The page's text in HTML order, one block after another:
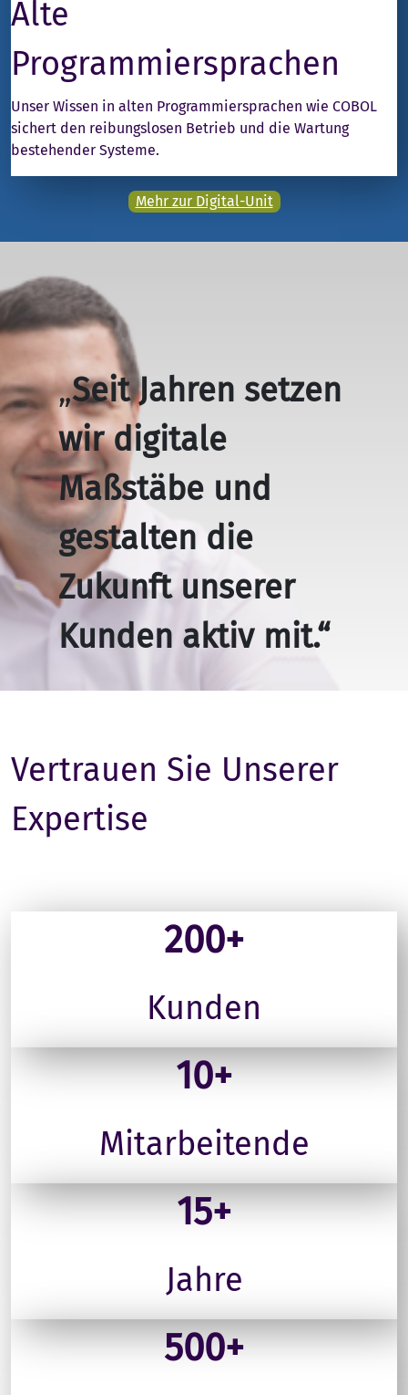
Alte
Programmiersprachen
Unser Wissen in alten Programmiersprachen wie COBOL
sichert den reibungslosen Betrieb und die Wartung
bestehender Systeme.
Mehr zur Digital-Unit
„Seit Jahren setzen
wir digitale
Maßstäbe und
gestalten die
Zukunft unserer
Kunden aktiv mit.“
Vertrauen Sie Unserer
Expertise
200+
Kunden
10+
Mitarbeitende
15+
Jahre
500+